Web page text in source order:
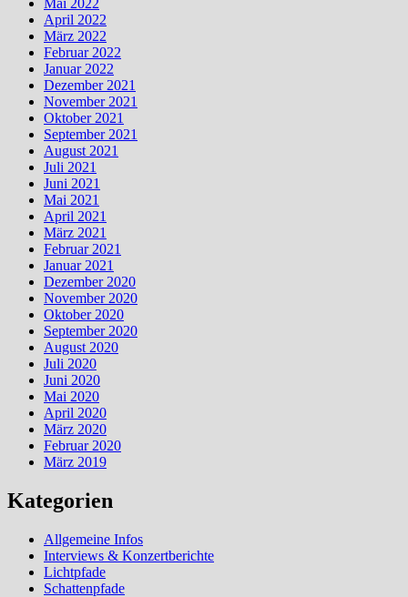
April 2022
März 2022
Februar 2022
Januar 2022
Dezember 2021
November 2021
Oktober 2021
September 2021
August 2021
Juli 2021
Juni 2021
Mai 2021
April 2021
März 2021
Februar 2021
Januar 2021
Dezember 2020
November 2020
Oktober 2020
September 2020
August 2020
Juli 2020
Juni 2020
Mai 2020
April 2020
März 2020
Februar 2020
März 2019
Kategorien
Allgemeine Infos
Interviews & Konzertberichte
Lichtpfade
Schattenpfade